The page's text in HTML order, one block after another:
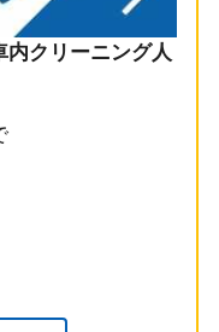
内クリーニング人